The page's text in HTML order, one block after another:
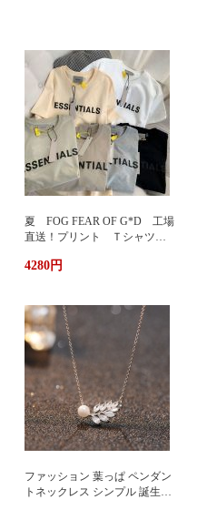
夏 FOG FEAR OF G*D 工場
直送！プリント Ｔシャツ
兼用 ユニセックス おしゃ
4280円
ファッション 葉っぱ ペンダン
トネックレス シンプル 誕生日